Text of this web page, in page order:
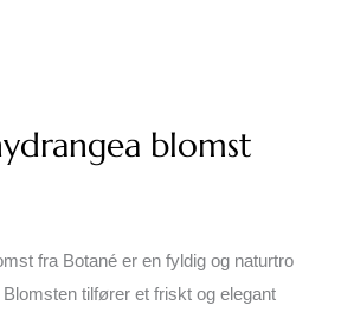
blomst
fra Botané er en fyldig og naturtro
tilfører et friskt og elegant